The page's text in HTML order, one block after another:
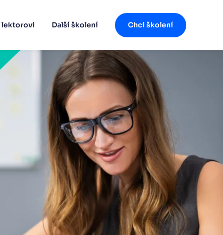
lektorovi Další školení Chci školení